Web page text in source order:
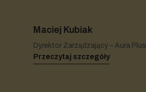
Maciej Kubiak
Dyrektor Zarządzający – Aura Plus
Przeczytaj szczegóły